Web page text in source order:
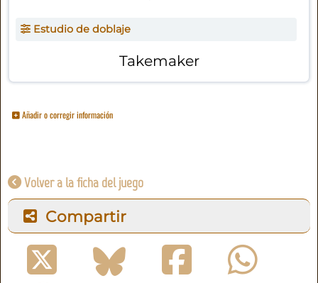
Estudio de doblaje
Takemaker
Añadir o corregir información
Volver a la ficha del juego
Compartir